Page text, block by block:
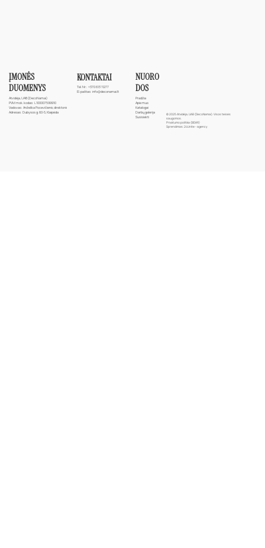
ĮMONĖS
DUOMENYS
Atvidėja, UAB (DecoNamai)
PVM mok. kodas: L100007599910
Vadovas: Anželika Pocevičienė, direktorė
Adresas: Dubysos g. 60-5, Klaipėda
KONTAKTAI
Tel. Nr.: +370 613 11277
El. paštas: info@deconamai.lt
NUORO
DOS
Pradžia
Apie mus
Katalogai
Darbų galerija
Susisiekti
© 2025 Atvidėja, UAB (DecoNamai). Visos teisės
saugomos.
Privatumo politika (BDAR)
Sprendimas:24Unite - agency